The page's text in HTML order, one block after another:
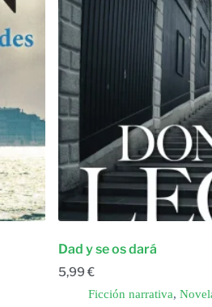
Dad y se os dará
5,99 €
Ficción narrativa,